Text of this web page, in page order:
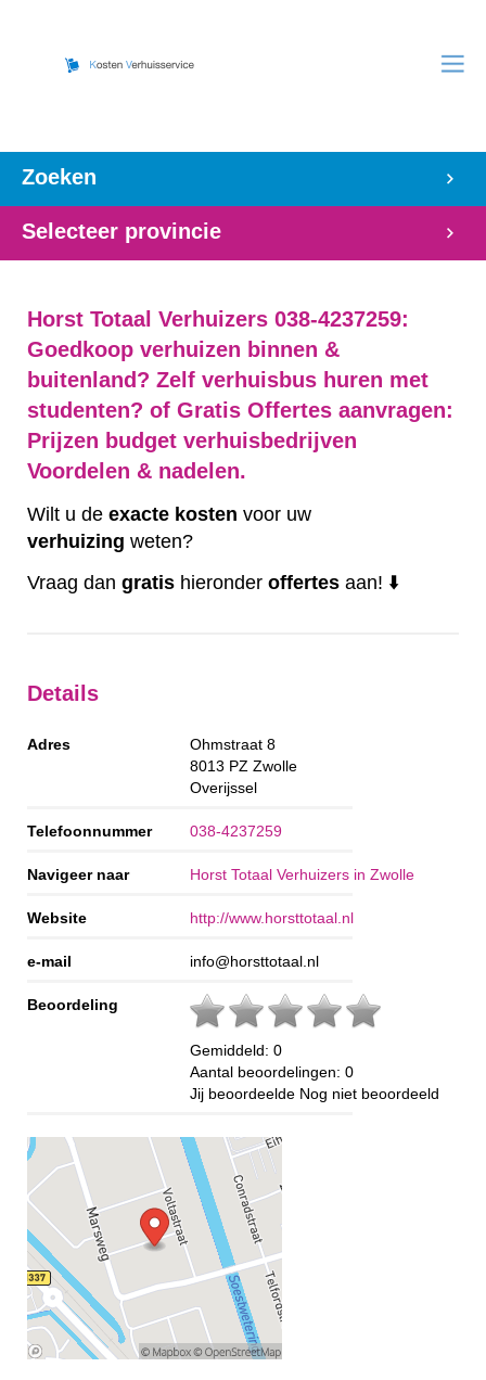
Zoeken
Selecteer provincie
Horst Totaal Verhuizers 038-4237259:
Goedkoop verhuizen binnen &
buitenland? Zelf verhuisbus huren met
studenten? of Gratis Offertes aanvragen:
Prijzen budget verhuisbedrijven
Voordelen & nadelen.
Wilt u de exacte kosten voor uw
verhuizing weten?
Vraag dan gratis hieronder offertes aan! ⬇️
Details
Adres
Ohmstraat 8
8013 PZ Zwolle
Overijssel
Telefoonnummer 038-4237259
Navigeer naar Horst Totaal Verhuizers in Zwolle
Website http://www.horsttotaal.nl
e-mail info@horsttotaal.nl
Beoordeling
Gemiddeld: 0
Aantal beoordelingen: 0
Jij beoordeelde Nog niet beoordeeld